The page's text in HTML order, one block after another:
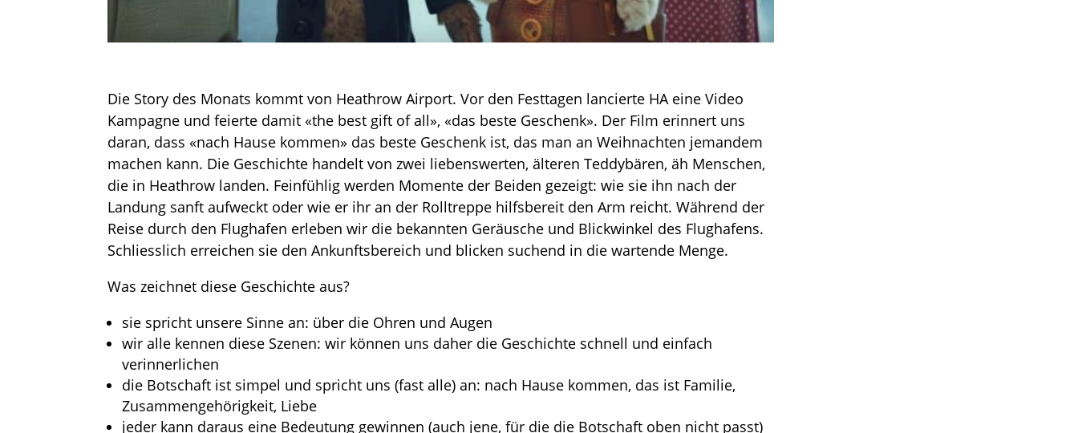
Die Story des Monats kommt von Heathrow Airport. Vor den Festtagen lancierte HA eine Video
Kampagne und feierte damit «the best gift of all», «das beste Geschenk». Der Film erinnert uns
daran, dass «nach Hause kommen» das beste Geschenk ist, das man an Weihnachten jemandem
machen kann. Die Geschichte handelt von zwei liebenswerten, älteren Teddybären, äh Menschen,
die in Heathrow landen. Feinfühlig werden Momente der Beiden gezeigt: wie sie ihn nach der
Landung sanft aufweckt oder wie er ihr an der Rolltreppe hilfsbereit den Arm reicht. Während der
Reise durch den Flughafen erleben wir die bekannten Geräusche und Blickwinkel des Flughafens.
Schliesslich erreichen sie den Ankunftsbereich und blicken suchend in die wartende Menge.
Was zeichnet diese Geschichte aus?
sie spricht unsere Sinne an: über die Ohren und Augen
wir alle kennen diese Szenen: wir können uns daher die Geschichte schnell und einfach
verinnerlichen
die Botschaft ist simpel und spricht uns (fast alle) an: nach Hause kommen, das ist Familie,
Zusammengehörigkeit, Liebe
jeder kann daraus eine Bedeutung gewinnen (auch jene, für die die Botschaft oben nicht passt)